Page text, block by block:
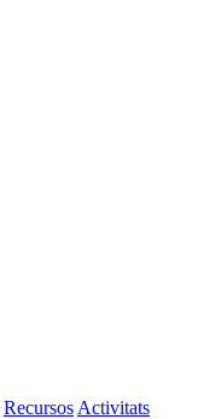
Recursos Activitats